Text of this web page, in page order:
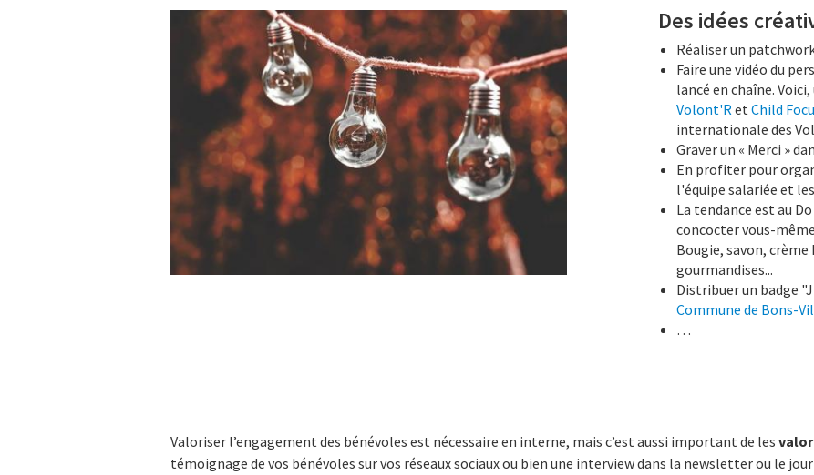
Des idées
Réaliser un
Faire une vidéo du
lancé en chaîne. Voici,
Volont'RetChild
internationale des
Graver un « Merci »
En profiter pour
l'équipe salariée et
La tendance est au
concocter vous-
Bougie, savon,
gourmandises...
Distribuer un badge
Commune de Bons-
…
Valoriser l’engagement des bénévoles est nécessaire en interne, mais c’est aussi important de les
témoignage de vos bénévoles sur vos réseaux sociaux ou bien une interview dans la newsletter ou le